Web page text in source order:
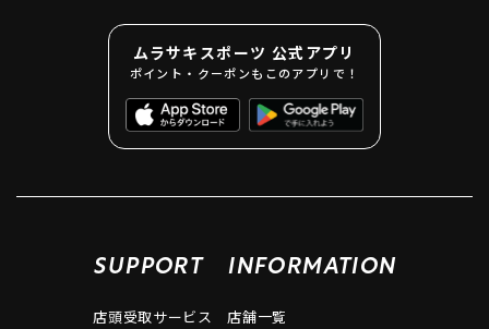
ムラサキスポーツ 公式アプリ
ポイント・クーポンもこのアプリで！
SUPPORT
店頭受取サービス
INFORMATION
店舗一覧